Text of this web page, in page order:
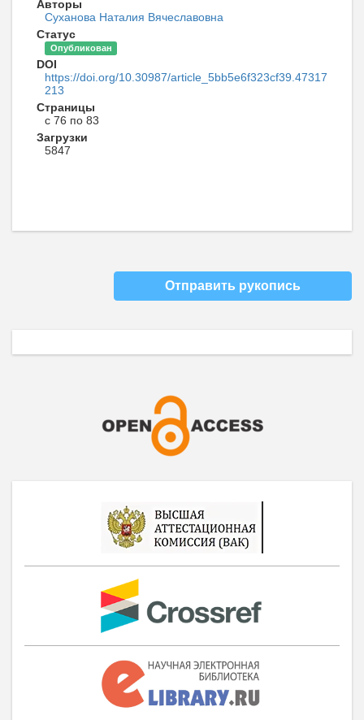
Авторы
Суханова Наталия Вячеславовна
Статус
Опубликован
DOI
https://doi.org/10.30987/article_5bb5e6f323cf39.47317
213
Страницы
с 76 по 83
Загрузки
5847
Отправить рукопись